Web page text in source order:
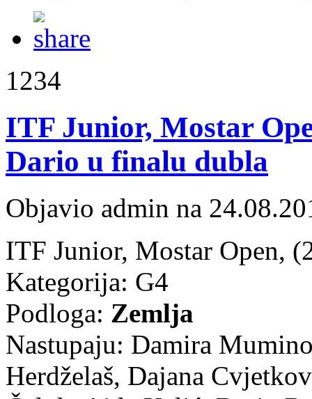
1234
ITF Junior, Mostar
Dario u finalu dubla
Objavio admin na
ITF Junior, Mostar Open,
Kategorija: G4
Podloga: Zemlja
Nastupaju: Damira
Herdželaš, Dajana